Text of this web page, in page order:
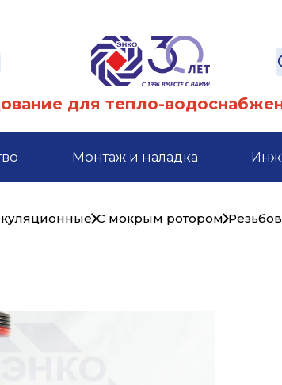
для тепло-
Монтаж и наладка
С мокрым ротором